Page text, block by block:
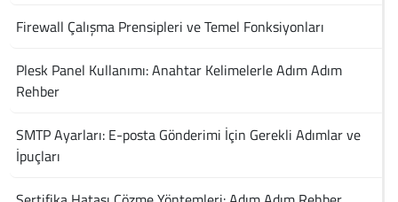
Firewall Çalışma Prensipleri ve Temel Fonksiyonları
Plesk Panel Kullanımı: Anahtar Kelimelerle Adım Adım
Rehber
SMTP Ayarları: E-posta Gönderimi İçin Gerekli Adımlar ve
İpuçları